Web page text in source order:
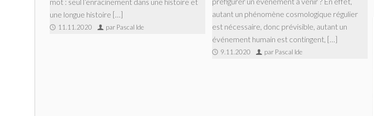
une longue histoire […]
11.11.2020 par Pascal Ide
autant un phénomène cosmologique régulier
est nécessaire, donc prévisible, autant un
événement humain est contingent, […]
9.11.2020 par Pascal Ide